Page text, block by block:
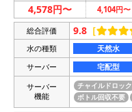
4,578円〜 4,104円〜
総合評価 9.8 ［
水の種類 天然水
サーバー
宅配型
サーバー
機能
チャイルドロック
ボトル回収不要